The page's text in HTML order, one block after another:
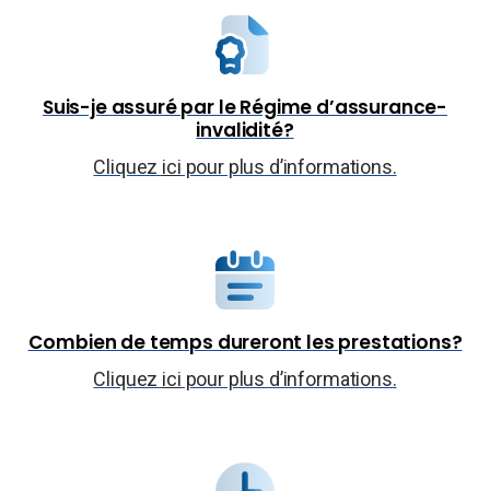
Suis-je assuré par le Régime d’assurance-
invalidité?
Cliquez ici pour plus d’informations.
Combien de temps dureront les prestations?
Cliquez ici pour plus d’informations.